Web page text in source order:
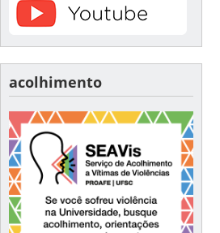
acolhimento